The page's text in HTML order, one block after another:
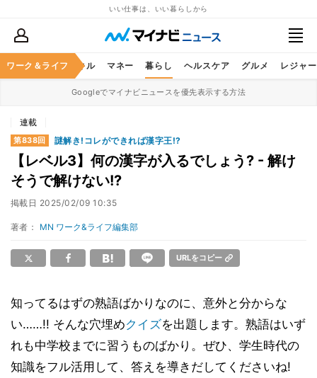
いい仕事は、いい暮らしから
ワーク＆ライフ
ア ビジネススキル マネー 暮らし ヘルスケア グルメ レジャー
Googleでマイナビニュースを優先表示する方法
連載
第838回 謎解き!コレができれば漢字王!?
【レベル3】何の漢字が入るでしょう? - 解け
そうで解けない!?
掲載日 2025/02/09 10:35
著者： MN ワーク&ライフ編集部
URLをコピー
知ってるはずの熟語ばかりなのに、意外と分からな
い……!! そんな穴埋めクイズを出題します。熟語はいず
れも中学校までに習うものばかり。ぜひ、学生時代の
知識をフル活用して、答えを導きだしてくださいね!